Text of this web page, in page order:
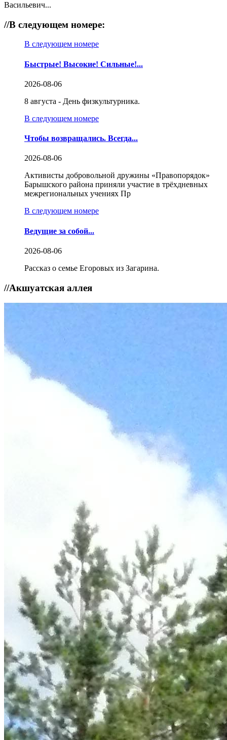
Васильевич...
//В следующем номере:
В следующем номере
Быстрые! Высокие! Сильные!...
2026-08-06
8 августа - День физкультурника.
В следующем номере
Чтобы возвращались. Всегда...
2026-08-06
Активисты добровольной дружины «Правопорядок»
Барышского района приняли участие в трёхдневных
межрегиональных учениях Пр
В следующем номере
Ведущие за собой...
2026-08-06
Рассказ о семье Егоровых из Загарина.
//Акшуатская аллея